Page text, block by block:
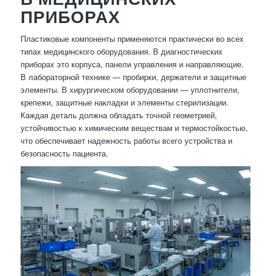
ПРИБОРАХ
Пластиковые компоненты применяются практически во всех
типах медицинского оборудования. В диагностических
приборах это корпуса, панели управления и направляющие.
В лабораторной технике — пробирки, держатели и защитные
элементы. В хирургическом оборудовании — уплотнители,
крепежи, защитные накладки и элементы стерилизации.
Каждая деталь должна обладать точной геометрией,
устойчивостью к химическим веществам и термостойкостью,
что обеспечивает надежность работы всего устройства и
безопасность пациента.